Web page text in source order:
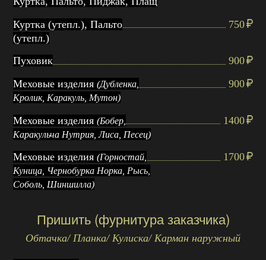
Куртка (утепл.), Пальто
(утепл.)
750
Пуховик
900
Меховые изделия(Дубленка,
Кролик, Каракуль, Мутон)
900
Меховые изделия(Бобер,
Каракульча Нутрия, Лиса, Песец)
1400
Меховые изделия(Горностай,
Куница, Чернобурка Норка, Рысь,
Соболь, Шиншилла)
1700
Пришить (фурнитура заказчика)
Обтачка/ Планка/ Кулиска/ Карман наружный